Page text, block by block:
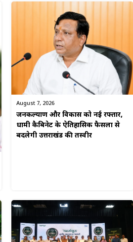
August 7, 2026
जनकल्याण और विकास को नई रफ्तार,
धामी कैबिनेट के ऐतिहासिक फैसलों से
बदलेगी उत्तराखंड की तस्वीर